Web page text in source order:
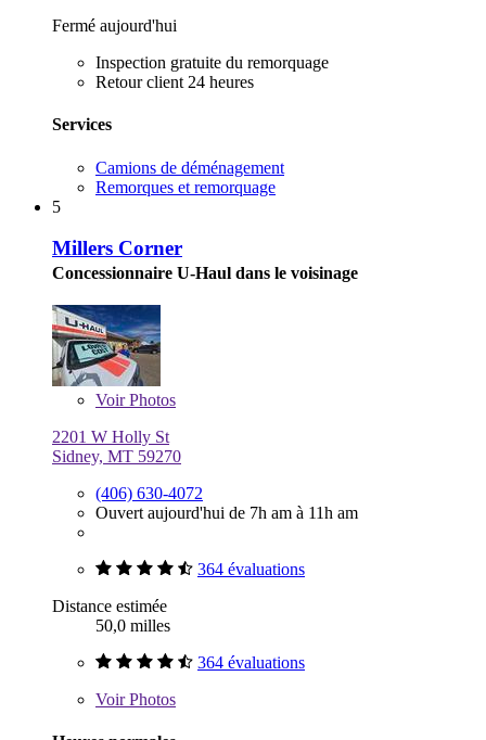
Fermé aujourd'hui
Inspection gratuite du remorquage
Retour client 24 heures
Services
Camions de déménagement
Remorques et remorquage
5
Millers Corner
Concessionnaire U-Haul dans le voisinage
VoirPhotos
2201 W Holly St
Sidney, MT 59270
(406) 630-4072
Ouvert aujourd'hui de 7h am à 11h am
364 évaluations
Distance estimée
50,0 milles
364 évaluations
VoirPhotos